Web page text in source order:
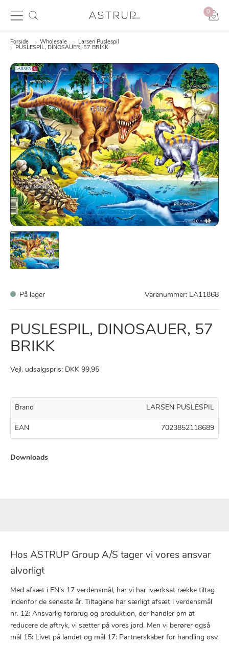
0
Forside Wholesale
Larsen Puslespil
PUSLESPIL, DINOSAUER, 57 BRIKK
På lager Varenummer: LA11868
PUSLESPIL, DINOSAUER, 57
BRIKK
Vejl. udsalgspris: DKK 99,95
Brand LARSEN PUSLESPIL
EAN 7023852118689
Downloads
Hos ASTRUP Group A/S tager vi vores ansvar
alvorligt
Med afsæt i FN’s 17 verdensmål, har vi har iværksat række tiltag
indenfor de seneste år. Tiltagene har særligt afsæt i verdensmål
nr. 12: Ansvarlig forbrug og produktion, der handler om at
reducere de aftryk, vi sætter på vores jord. Men vi berører også
mål 15: Livet på landet og mål 17: Partnerskaber for handling osv.